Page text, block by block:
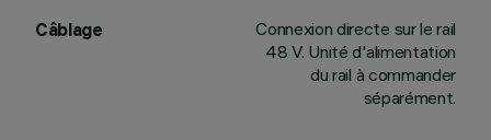
Câblage
Connexion directe sur le rail
48 V. Unité d'alimentation
du rail à commander
séparément.